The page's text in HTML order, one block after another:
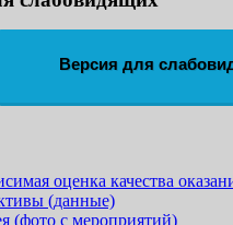
Версия для
оценка качества
(данные)
(фото с мероприятий)